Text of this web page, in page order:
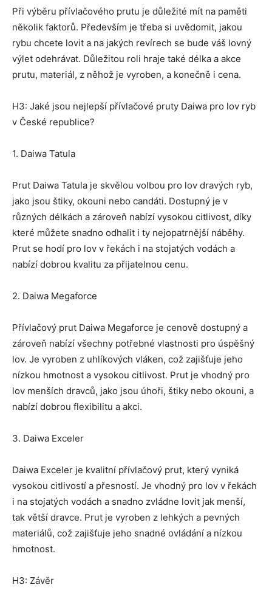
Při výběru přívlačového prutu je důležité mít na paměti
několik faktorů. Především je třeba si uvědomit, jakou
rybu chcete lovit a na jakých revírech se bude váš lovný
výlet odehrávat. Důležitou roli hraje také délka a akce
prutu, materiál, z něhož je vyroben, a konečně i cena.
H3: Jaké jsou nejlepší přívlačové pruty Daiwa pro lov ryb
v České republice?
1. Daiwa Tatula
Prut Daiwa Tatula je skvělou volbou pro lov dravých ryb,
jako jsou štiky, okouni nebo candáti. Dostupný je v
různých délkách a zároveň nabízí vysokou citlivost, díky
které můžete snadno odhalit i ty nejopatrnější náběhy.
Prut se hodí pro lov v řekách i na stojatých vodách a
nabízí dobrou kvalitu za přijatelnou cenu.
2. Daiwa Megaforce
Přívlačový prut Daiwa Megaforce je cenově dostupný a
zároveň nabízí všechny potřebné vlastnosti pro úspěšný
lov. Je vyroben z uhlíkových vláken, což zajišťuje jeho
nízkou hmotnost a vysokou citlivost. Prut je vhodný pro
lov menších dravců, jako jsou úhoři, štiky nebo okouni, a
nabízí dobrou flexibilitu a akci.
3. Daiwa Exceler
Daiwa Exceler je kvalitní přívlačový prut, který vyniká
vysokou citlivostí a přesností. Je vhodný pro lov v řekách
i na stojatých vodách a snadno zvládne lovit jak menší,
tak větší dravce. Prut je vyroben z lehkých a pevných
materiálů, což zajišťuje jeho snadné ovládání a nízkou
hmotnost.
H3: Závěr